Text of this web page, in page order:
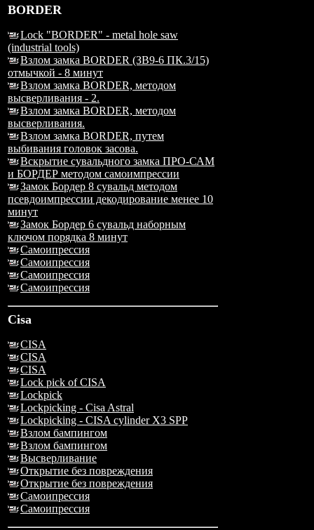
BORDER
Lock "BORDER" - metal hole saw
(industrial tools)
Взлом замка BORDER (ЗВ9-6 ПК.3/15)
отмычкой - 8 минут
Взлом замка BORDER, методом
высверливания - 2.
Взлом замка BORDER, методом
высверливания.
Взлом замка BORDER, путем
выбивания головок засова.
Вскрытие сувальдного замка ПРО-САМ
и БОРДЕР методом самоимпрессии
Замок Бордер 8 сувальд методом
псевдоимпрессии декодирование менее 10
минут
Замок Бордер 6 сувальд наборным
ключом порядка 8 минут
Самоипрессия
Самоипрессия
Самоипрессия
Самоипрессия
Cisa
CISA
CISA
CISA
Lock pick of CISA
Lockpick
Lockpicking - Cisa Astral
Lockpicking - CISA cylinder X3 SPP
Взлом бампингом
Взлом бампингом
Высверливание
Открытие без повреждения
Открытие без повреждения
Самоипрессия
Самоипрессия